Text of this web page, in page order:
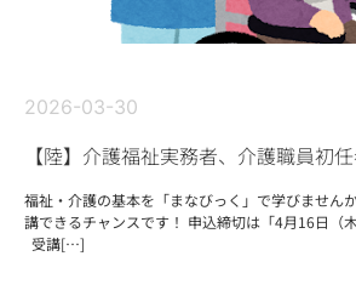
2026-03-30
【陸】介護福祉実務者、介護職員初
福祉・介護の基本を「まなびっく」で学びません
講できるチャンスです！ 申込締切は「4月16日（
受講[…]